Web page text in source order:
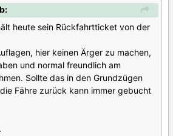
heute sein Rückfahrtticket von der
hier keinen Ärger zu machen,
und normal freundlich am
Sollte das in den Grundzügen
Fähre zurück kann immer gebucht